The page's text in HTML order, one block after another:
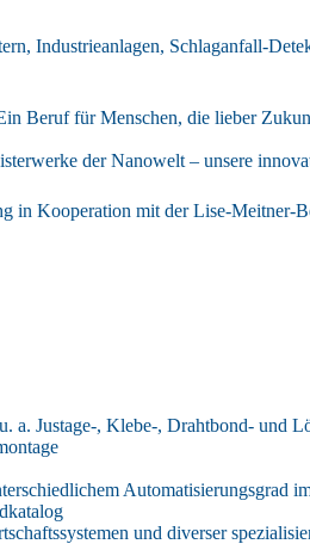
Industrieanlagen, Schlaganfall-
Beruf für Menschen, die lieber
der Nanowelt – unsere
in Kooperation mit der Lise-Meitner-
a. Justage-, Klebe-, Drahtbond- und
Automatisierungsgrad
und diverser